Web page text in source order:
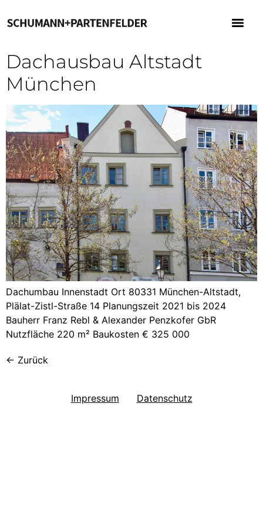
Dachausbau Altstadt
München
Dachumbau Innenstadt Ort 80331 München-Altstadt,
Plälat-Zistl-Straße 14 Planungszeit 2021 bis 2024
Bauherr Franz Rebl & Alexander Penzkofer GbR
Nutzfläche 220 m² Baukosten € 325 000
← Zurück
Impressum Datenschutz